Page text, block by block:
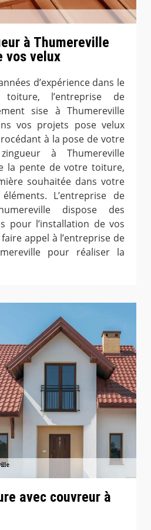
à Thumereville
vos velux
d’expérience dans le
l’entreprise de
sise à Thumereville
vos projets pose velux
à la pose de votre
à Thumereville
la pente de votre toiture,
souhaitée dans votre
L’entreprise de
dispose des
pour l’installation de vos
appel à l’entreprise de
pour réaliser la
avec couvreur à